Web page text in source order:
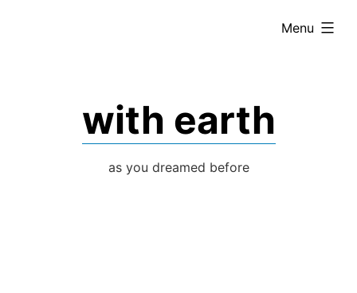
with earth
as you dreamed before
Menu
expanded